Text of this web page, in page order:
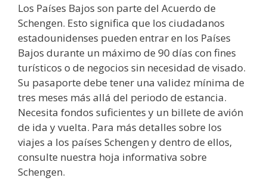
Los Países Bajos son parte del Acuerdo de
Schengen. Esto significa que los ciudadanos
estadounidenses pueden entrar en los Países
Bajos durante un máximo de 90 días con fines
turísticos o de negocios sin necesidad de visado.
Su pasaporte debe tener una validez mínima de
tres meses más allá del periodo de estancia.
Necesita fondos suficientes y un billete de avión
de ida y vuelta. Para más detalles sobre los
viajes a los países Schengen y dentro de ellos,
consulte nuestra hoja informativa sobre
Schengen.